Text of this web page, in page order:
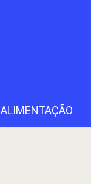
ALIMENTAÇÃO